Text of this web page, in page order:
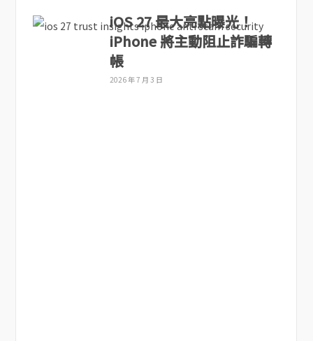
iOS 27 最大亮點曝光！
iPhone 將主動阻止詐騙轉
帳
2026 年 7 月 3 日